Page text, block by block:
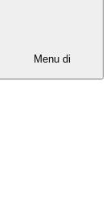
Menu di